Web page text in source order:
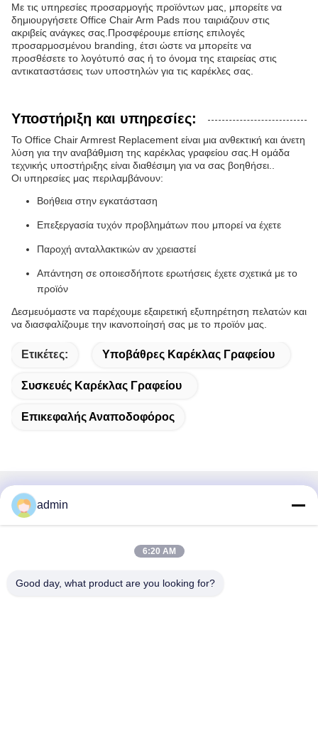
Με τις υπηρεσίες προσαρμογής προϊόντων μας, μπορείτε να
δημιουργήσετε Office Chair Arm Pads που ταιριάζουν στις
ακριβείς ανάγκες σας.Προσφέρουμε επίσης επιλογές
προσαρμοσμένου branding, έτσι ώστε να μπορείτε να
προσθέσετε το λογότυπό σας ή το όνομα της εταιρείας στις
αντικαταστάσεις των υποστηλών για τις καρέκλες σας.
Υποστήριξη και υπηρεσίες:
Το Office Chair Armrest Replacement είναι μια ανθεκτική και άνετη
λύση για την αναβάθμιση της καρέκλας γραφείου σας.Η ομάδα
τεχνικής υποστήριξης είναι διαθέσιμη για να σας βοηθήσει..
Οι υπηρεσίες μας περιλαμβάνουν:
Βοήθεια στην εγκατάσταση
Επεξεργασία τυχόν προβλημάτων που μπορεί να έχετε
Παροχή ανταλλακτικών αν χρειαστεί
Απάντηση σε οποιεσδήποτε ερωτήσεις έχετε σχετικά με το
προϊόν
Δεσμευόμαστε να παρέχουμε εξαιρετική εξυπηρέτηση πελατών και
να διασφαλίζουμε την ικανοποίησή σας με το προϊόν μας.
Ετικέτες: Υποβάθρες Καρέκλας Γραφείου
Συσκευές Καρέκλας Γραφείου
Επικεφαλής Αναποδοφόρος
Γρήγορη επικοινωνία
38 Λεωφόρος Shafu, πόλη Longjiang, περιοχή Shunde,
admin
6:20 AM
Good day, what product are you looking for?